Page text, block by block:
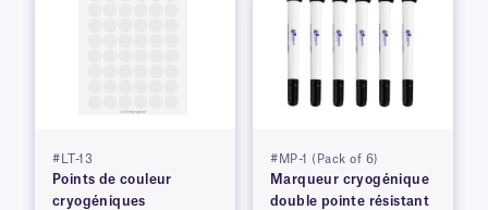
#LT-13
Points de couleur
cryogéniques
#MP-1 (Pack of 6)
Marqueur cryogénique
double pointe résistant